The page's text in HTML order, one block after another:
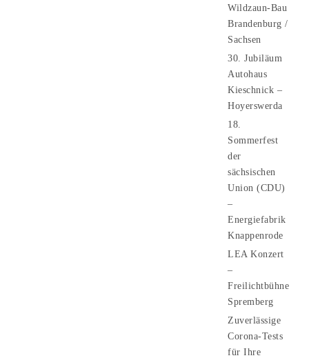
Wildzaun-Bau
Brandenburg /
Sachsen
30. Jubiläum
Autohaus
Kieschnick –
Hoyerswerda
18.
Sommerfest
der
sächsischen
Union (CDU)
–
Energiefabrik
Knappenrode
LEA Konzert
–
Freilichtbühne
Spremberg
Zuverlässige
Corona-Tests
für Ihre